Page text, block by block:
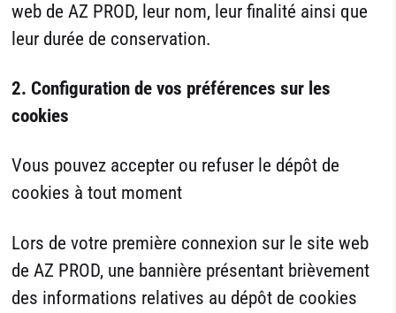
web de AZ PROD, leur nom, leur finalité ainsi que
leur durée de conservation.
2. Configuration de vos préférences sur les
cookies
Vous pouvez accepter ou refuser le dépôt de
cookies à tout moment
Lors de votre première connexion sur le site web
de AZ PROD, une bannière présentant brièvement
des informations relatives au dépôt de cookies